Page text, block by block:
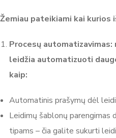
Žemiau pateikiami kai kurios
Procesų
leidžia automatizuoti
kaip:
Automatinis prašymų dėl
Leidimų šablonų parengimas
tipams – čia galite sukurti